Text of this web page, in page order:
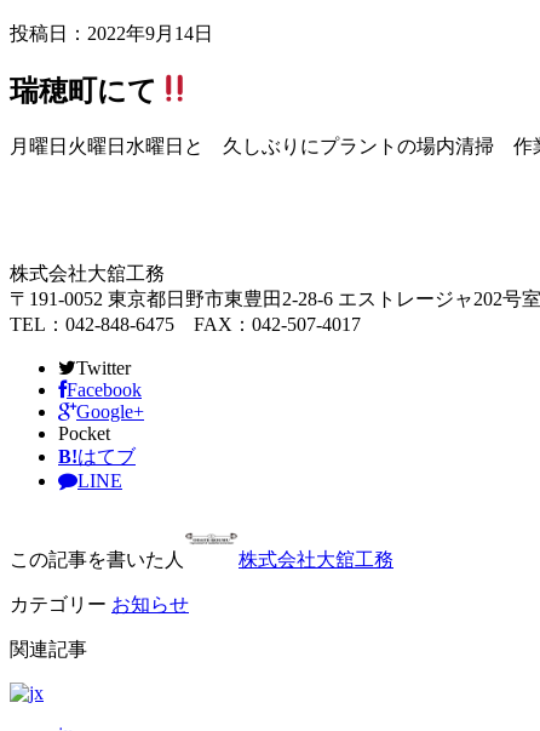
投稿日： 2022年9月14日
瑞穂町にて
月曜日火曜日水曜日と 久しぶりにプラントの場内清掃
株式会社大舘工務
〒191-0052 東京都日野市東豊田2-28-6 エストレージャ202号室
TEL：042-848-6475 FAX：042-507-4017
Twitter
Facebook
Google+
Pocket
B!はてブ
LINE
この記事を書いた人 株式会社大舘工務
カテゴリー お知らせ
関連記事